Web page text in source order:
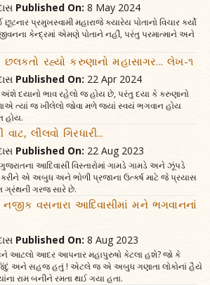
Published On: 8 May 2024
પ્રમુખસ્વામી મહારાજે ક્યારેય પોતાનો વિચાર કર્યો
કેન્દ્રમાં એમણે પોતાને નહીં, પરંતુ પરમાત્માને અને
રહ્યો કરુણાનો મહાસાગર... લેખ-૧
Published On: 22 Apr 2024
અંશે દયાનો ભાવ રહેલો જ હોય છે, પરંતુ દયા કે કરુણાનો
ત્યાં જ ખીલેલો જોવા મળે જ્યાં સ્વયં ભગવાન હોય
હોય.
લીલવો ગિરધારી...
Published On: 22 Aug 2023
આદિવાસી વિસ્તારોમાં ગામડે ગામડે અને ઝૂંપડે
એ અબુધ અને ભોળી પ્રજાના ઉત્કર્ષ માટે જે પ્રયાસ
ગ્રંથની ગરજ સારે છે.
વસનારા આદિવાસીમાં મને ભગવાનનાં
Published On: 8 Aug 2023
આટલો આદર આપનાર મહાપુરુષો કેટલા હશે? જો કે
અને સહજ હતું ! એટલે જ એ અબુધ ગણાતા લોકોનાં હૈયે
રામ બનીને રમતા થઈ ગયા હતા.